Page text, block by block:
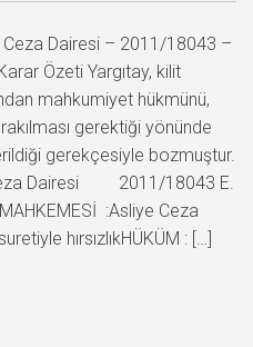
Ceza Dairesi – 2011/18043 –
Özeti Yargıtay, kilit
mahkumiyet hükmünü,
gerektiği yönünde
gerekçesiyle bozmuştur.
Dairesi 2011/18043 E.
:Asliye Ceza
hırsızlıkHÜKÜM : […]